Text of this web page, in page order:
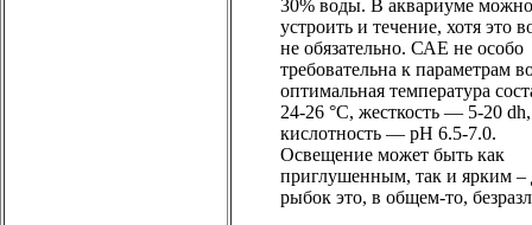
30% воды. В аквариуме можно
устроить и течение, хотя это
не обязательно. САЕ не особо
требовательна к параметрам
оптимальная температура
24-26 °С, жесткость — 5-20 dh,
кислотность — pH 6.5-7.0.
Освещение может быть как
приглушенным, так и ярким –
рыбок это, в общем-то,